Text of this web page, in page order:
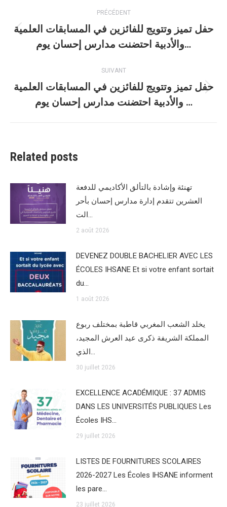
article
PRÉCÉDENT
Article
précédent
حفل تميز وتتويج للفائزين في المسابقات العلمية
والأدبية احتضنت مدارس إحسان يوم…
SUIVANT
Article
suivant
حفل تميز وتتويج للفائزين في المسابقات العلمية
والأدبية احتضنت مدارس إحسان يوم …
Related posts
تهنئة وإشادة بالتألق الأكاديمي للدفعة
العشرين تتقدم إدارة مدارس إحسان بأحر
2 août 2026
DEVENEZ DOUBLE BACHELIER AVEC LES
ÉCOLES IHSANE Et si votre enfant sortait
du…
1 août 2026
يخلد الشعب المغربي قاطبة بمختلف ربوع
المملكة الشريفة ذكرى عيد العرش المجيد،
30 juillet 2026
EXCELLENCE ACADÉMIQUE : 37 ADMIS
DANS LES UNIVERSITÉS PUBLIQUES Les
Écoles IHS…
29 juillet 2026
LISTES DE FOURNITURES SCOLAIRES
2026-2027 Les Écoles IHSANE informent
les pare…
23 juillet 2026